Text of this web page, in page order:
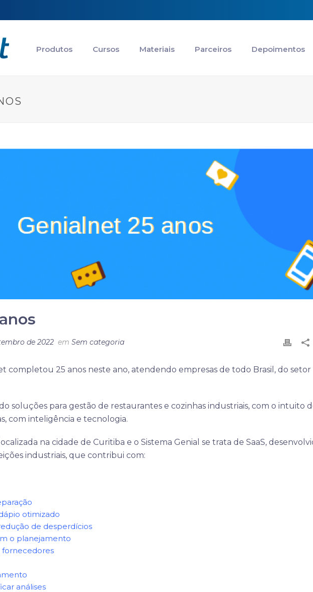
Produtos Cursos Materiais Parceiros Depoimentos
de 2022 em Sem categoria
completou 25 anos neste ano, atendendo empresas de todo Brasil, do setor
soluções para gestão de restaurantes e cozinhas industriais, com o intuito
com inteligência e tecnologia.
na cidade de Curitiba e o Sistema Genial se trata de SaaS,
industriais, que contribui com:
otimizado
de desperdícios
o planejamento
fornecedores
análises